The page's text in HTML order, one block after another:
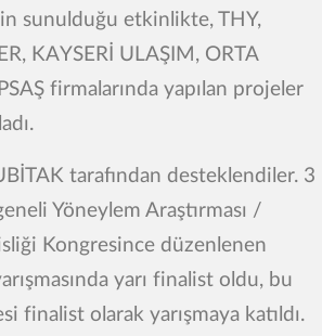
sunulduğu etkinlikte, THY,
KAYSERİ ULAŞIM, ORTA
firmalarında yapılan projeler
tarafından desteklendiler. 3
Yöneylem Araştırması /
Kongresince düzenlenen
yarı finalist oldu, bu
finalist olarak yarışmaya katıldı.